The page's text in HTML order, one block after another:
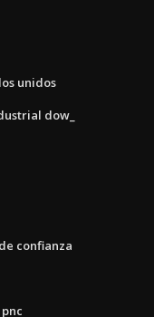
unidos
dow_
confianza